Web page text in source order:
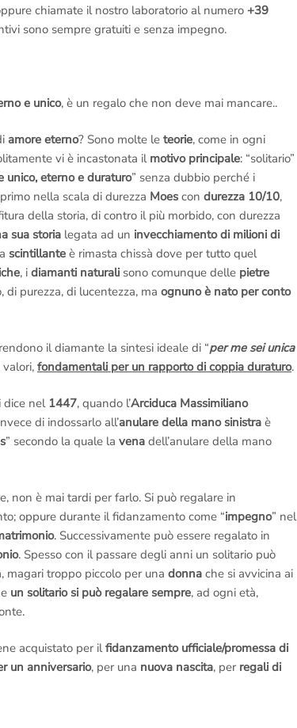
chiamate il nostro laboratorio al numero +39
sono sempre gratuiti e senza impegno.
e unico, è un regalo che non deve mai mancare..
amore eterno? Sono molte le teorie, come in ogni
vi è incastonata il motivo principale: “solitario”
unico, eterno e duraturo” senza dubbio perché i
nella scala di durezza Moes con durezza 10/10,
della storia, di contro il più morbido, con durezza
sua storia legata ad un invecchiamento di milioni di
scintillante è rimasta chissà dove per tutto quel
, i diamanti naturali sono comunque delle pietre
di purezza, di lucentezza, ma ognuno è nato per conto
il diamante la sintesi ideale di “per me sei unica
fondamentali per un rapporto di coppia duraturo.
dice nel 1447, quando l’Arciduca Massimiliano
di indossarlo all’anulare della mano sinistra è
” secondo la quale la vena dell’anulare della mano
non è mai tardi per farlo. Si può regalare in
oppure durante il fidanzamento come “impegno” nel
. Successivamente può essere regalato in
. Spesso con il passare degli anni un solitario può
magari troppo piccolo per una donna che si avvicina ai
un solitario si può regalare sempre, ad ogni età,
acquistato per ilfidanzamento ufficiale/promessa di
un anniversario, per una nuova nascita, per regali di